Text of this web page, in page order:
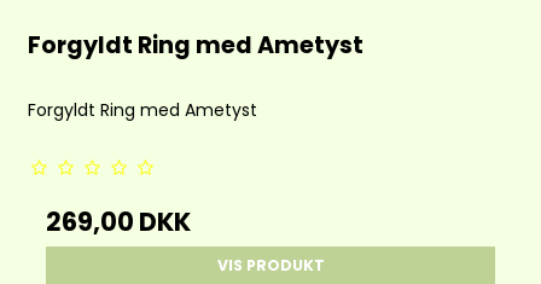
Forgyldt Ring med Ametyst
Forgyldt Ring med Ametyst
269,00 DKK
VIS PRODUKT